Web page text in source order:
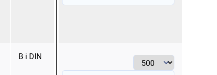
B i DIN 0,50 K